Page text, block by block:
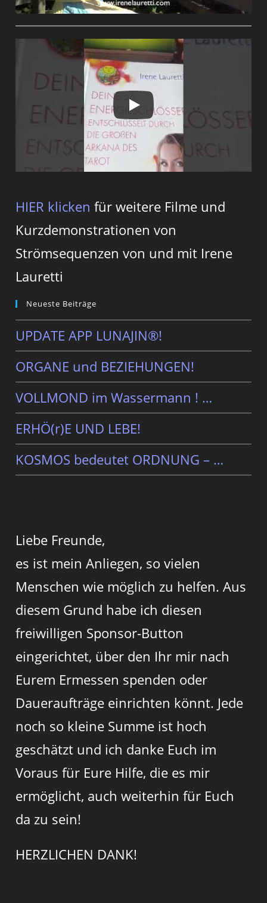
HIER klicken für weitere Filme und
Kurzdemonstrationen von
Strömsequenzen von und mit Irene
Lauretti
Neueste Beiträge
UPDATE APP LUNAJIN®!
ORGANE und BEZIEHUNGEN!
VOLLMOND im Wassermann ! …
ERHÖ(r)E UND LEBE!
KOSMOS bedeutet ORDNUNG – …
Liebe Freunde,
es ist mein Anliegen, so vielen
Menschen wie möglich zu helfen. Aus
diesem Grund habe ich diesen
freiwilligen Sponsor-Button
eingerichtet, über den Ihr mir nach
Eurem Ermessen spenden oder
Daueraufträge einrichten könnt. Jede
noch so kleine Summe ist hoch
geschätzt und ich danke Euch im
Voraus für Eure Hilfe, die es mir
ermöglicht, auch weiterhin für Euch
da zu sein!
HERZLICHEN DANK!